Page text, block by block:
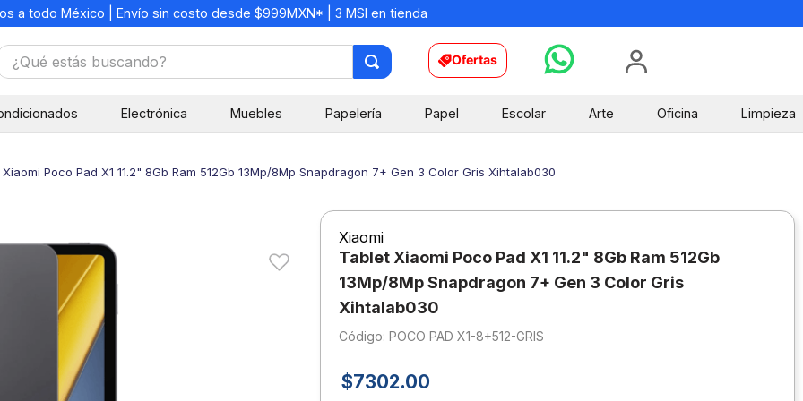
a todo México | Envío sin costo desde $999MXN* | 3 MSI en tienda
estás buscando? Ofertas
Electrónica Muebles Papelería Papel Escolar Arte Oficina Limpieza
Poco Pad X1 11.2" 8Gb Ram 512Gb 13Mp/8Mp Snapdragon 7+ Gen 3 Color Gris Xihtalab030
Xiaomi
Tablet Xiaomi Poco Pad X1 11.2" 8Gb Ram 512Gb
13Mp/8Mp Snapdragon 7+ Gen 3 Color Gris
Xihtalab030
: POCO PAD X1-8+512-GRIS
$7302.00
5.
colores
boligrafo
escritorio
sacapuntas
lapiz